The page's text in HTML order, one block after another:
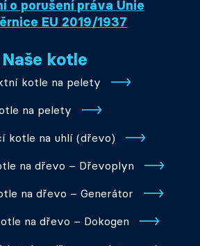
o porušení práva Unie
EU 2019/1937
Naše kotle
kotle na pelety
na pelety
kotle na uhlí (dřevo)
na dřevo – Dřevoplyn
na dřevo – Generátor
na dřevo – Dokogen